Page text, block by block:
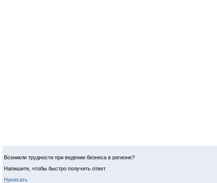
Возникли трудности при ведении бизнеса в регионе?
Напишите, чтобы быстро получить ответ
Написать